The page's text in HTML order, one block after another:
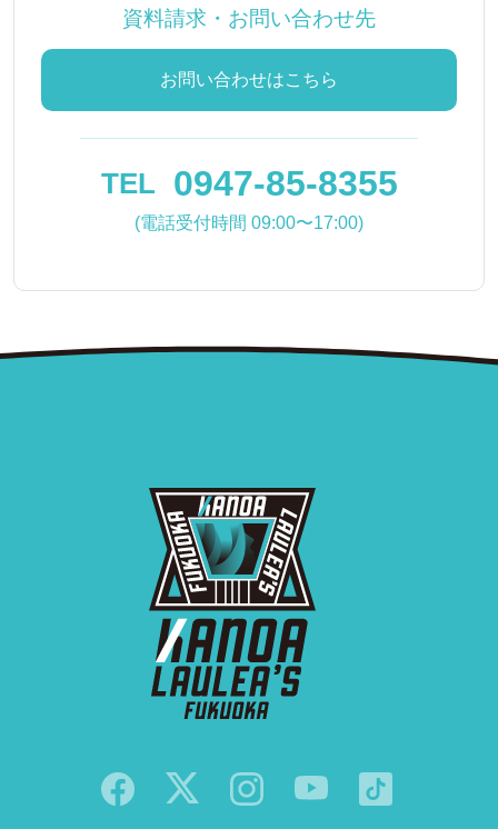
資料請求・お問い合わせ先
お問い合わせはこちら
TEL 0947-85-8355
(電話受付時間 09:00〜17:00)